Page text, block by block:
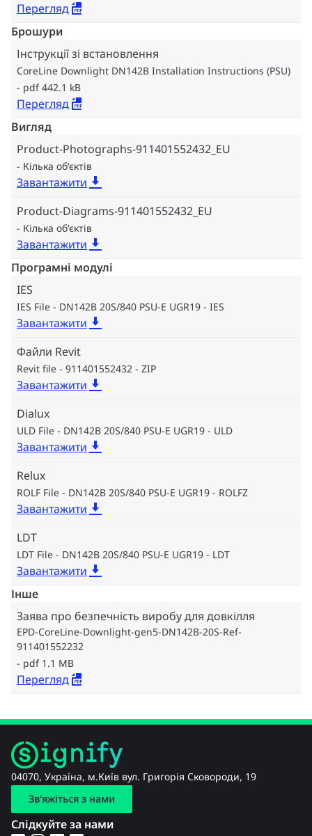
Перегляд
Брошури
Інструкції зі встановлення
CoreLine Downlight DN142B Installation Instructions (PSU)
pdf 442.1 kB
Перегляд
Вигляд
Product-Photographs-911401552432_EU
Кілька об‘єктів
Завантажити
Product-Diagrams-911401552432_EU
Кілька об‘єктів
Завантажити
Програмні модулі
IES
IES File - DN142B 20S/840 PSU-E UGR19 IES
Завантажити
Файли Revit
Revit file - 911401552432 ZIP
Завантажити
Dialux
ULD File - DN142B 20S/840 PSU-E UGR19 ULD
Завантажити
Relux
ROLF File - DN142B 20S/840 PSU-E UGR19 ROLFZ
Завантажити
LDT
LDT File - DN142B 20S/840 PSU-E UGR19 LDT
Завантажити
Інше
Заява про безпечність виробу для довкілля
EPD-CoreLine-Downlight-gen5-DN142B-20S-Ref-
911401552232
pdf 1.1 MB
Перегляд
04070, Україна, м.Київ вул. Григорія Сковороди, 19
Зв'яжіться з нами
Слідкуйте за нами